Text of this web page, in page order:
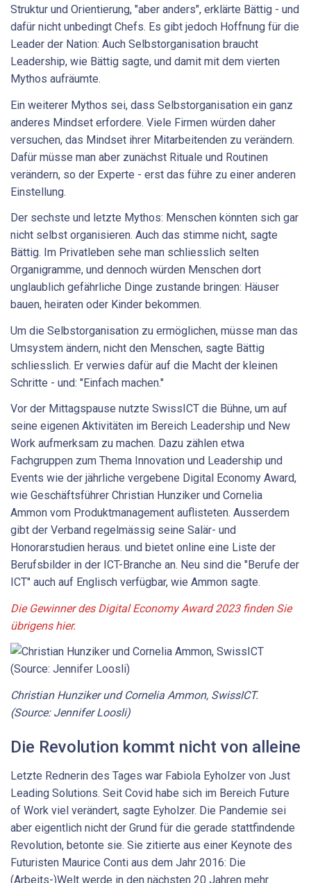
Struktur und Orientierung, "aber anders", erklärte Bättig - und
dafür nicht unbedingt Chefs. Es gibt jedoch Hoffnung für die
Leader der Nation: Auch Selbstorganisation braucht
Leadership, wie Bättig sagte, und damit mit dem vierten
Mythos aufräumte.
Ein weiterer Mythos sei, dass Selbstorganisation ein ganz
anderes Mindset erfordere. Viele Firmen würden daher
versuchen, das Mindset ihrer Mitarbeitenden zu verändern.
Dafür müsse man aber zunächst Rituale und Routinen
verändern, so der Experte - erst das führe zu einer anderen
Einstellung.
Der sechste und letzte Mythos: Menschen könnten sich gar
nicht selbst organisieren. Auch das stimme nicht, sagte
Bättig. Im Privatleben sehe man schliesslich selten
Organigramme, und dennoch würden Menschen dort
unglaublich gefährliche Dinge zustande bringen: Häuser
bauen, heiraten oder Kinder bekommen.
Um die Selbstorganisation zu ermöglichen, müsse man das
Umsystem ändern, nicht den Menschen, sagte Bättig
schliesslich. Er verwies dafür auf die Macht der kleinen
Schritte - und: "Einfach machen."
Vor der Mittagspause nutzte SwissICT die Bühne, um auf
seine eigenen Aktivitäten im Bereich Leadership und New
Work aufmerksam zu machen. Dazu zählen etwa
Fachgruppen zum Thema Innovation und Leadership und
Events wie der jährliche vergebene Digital Economy Award,
wie Geschäftsführer Christian Hunziker und Cornelia
Ammon vom Produktmanagement auflisteten. Ausserdem
gibt der Verband regelmässig seine Salär- und
Honorarstudien heraus. und bietet online eine Liste der
Berufsbilder in der ICT-Branche an. Neu sind die "Berufe der
ICT" auch auf Englisch verfügbar, wie Ammon sagte.
Die Gewinner des Digital Economy Award 2023 finden Sie
übrigens hier.
Christian Hunziker und Cornelia Ammon, SwissICT.
(Source: Jennifer Loosli)
Die Revolution kommt nicht von alleine
Letzte Rednerin des Tages war Fabiola Eyholzer von Just
Leading Solutions. Seit Covid habe sich im Bereich Future
of Work viel verändert, sagte Eyholzer. Die Pandemie sei
aber eigentlich nicht der Grund für die gerade stattfindende
Revolution, betonte sie. Sie zitierte aus einer Keynote des
Futuristen Maurice Conti aus dem Jahr 2016: Die
(Arbeits-)Welt werde in den nächsten 20 Jahren mehr